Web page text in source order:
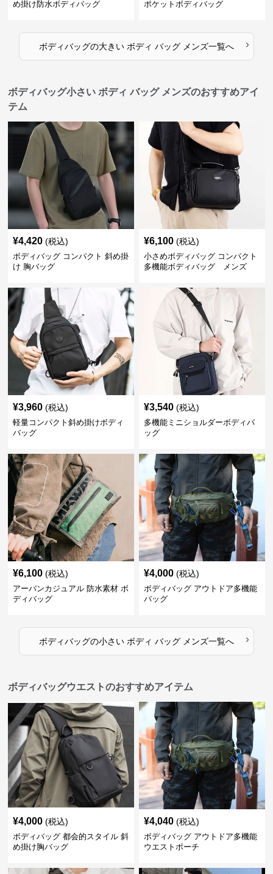
め掛け防水ボディバッグ
ポケットボディバッグ
ボディバッグの大きい ボディ バッグ メンズ一覧へ ›
ボディバッグ小さい ボディ バッグ メンズのおすすめアイ
テム
¥4,420 (税込)
ボディバッグ コンパクト 斜め掛
け 胸バッグ
¥6,100 (税込)
小さめボディバッグ コンパクト
多機能ボディバッグ メンズ
¥3,960 (税込)
軽量コンパクト斜め掛けボディ
バッグ
¥3,540 (税込)
多機能ミニショルダーボディバ
ッグ
¥6,100 (税込)
アーバンカジュアル 防水素材 ボ
ディバッグ
¥4,000 (税込)
ボディバッグ アウトドア多機能
バッグ
ボディバッグの小さい ボディ バッグ メンズ一覧へ ›
ボディバッグウエストのおすすめアイテム
¥4,000 (税込)
ボディバッグ 都会的スタイル 斜
め掛け胸バッグ
¥4,040 (税込)
ボディバッグ アウトドア多機能
ウエストポーチ